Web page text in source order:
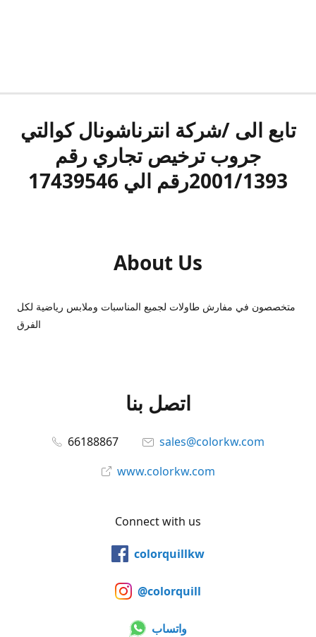
تابع الى /شركة انترناشونال كوالتي
جروب ترخيص تجاري رقم
2001/1393رقم الي 17439546
About Us
متخصصون في مفارش طاولات لجميع المناسبات وملابس رياضية لكل
الفرق
اتصل بنا
66188867
sales@colorkw.com
www.colorkw.com
Connect with us
colorquillkw
@colorquill
واتساب